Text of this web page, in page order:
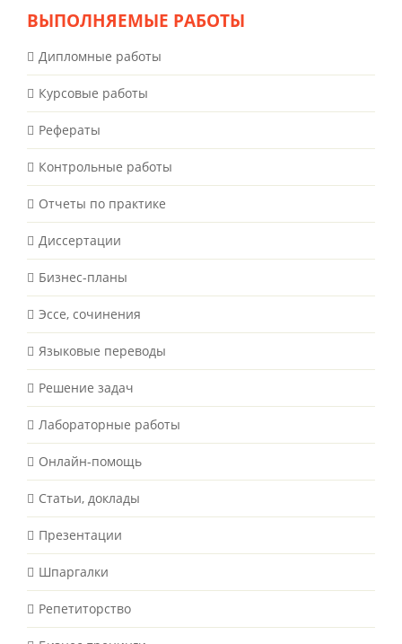
ВЫПОЛНЯЕМЫЕ РАБОТЫ
Дипломные работы
Курсовые работы
Рефераты
Контрольные работы
Отчеты по практике
Диссертации
Бизнес-планы
Эссе, сочинения
Языковые переводы
Решение задач
Лабораторные работы
Онлайн-помощь
Статьи, доклады
Презентации
Шпаргалки
Репетиторство